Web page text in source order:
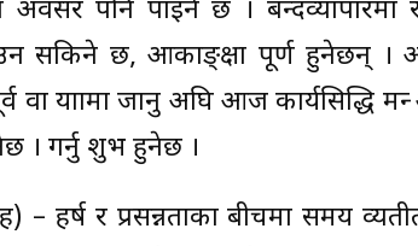
पनि पाइने छ । बन्दव्यापारमा
सकिने छ, आकाङ्क्षा पूर्ण हुनेछन्
यात्रामा जानु अघि आज कार्यसिद्धि
। गर्नु शुभ हुनेछ ।
र प्रसन्नताका बीचमा समय